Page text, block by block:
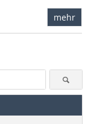
mehr